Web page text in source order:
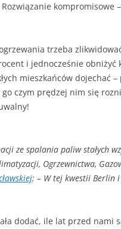
kompromisowe
trzeba
i jednocześnie obniżyć
mieszkańców dojechać
czym prędzej nim się
ze spalania paliw stałych
Ogrzewnictwa,
: – W tej kwestii Berlin
dodać, ile lat przed nami